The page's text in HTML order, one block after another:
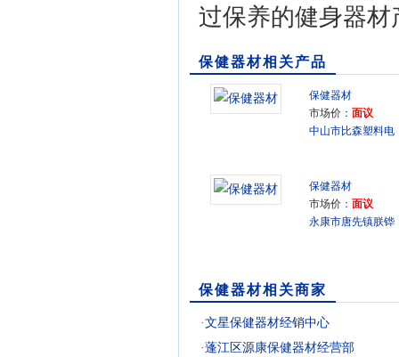
过保养的健身器材
保健器材相关产品
保健器材
市场价： 面议
中山市比森塑料电
保健器材
市场价： 面议
永康市唐先镇朕铧
保健器材相关商家
·文星保健器材经销中心
·蓬江区源康保健器材经营部